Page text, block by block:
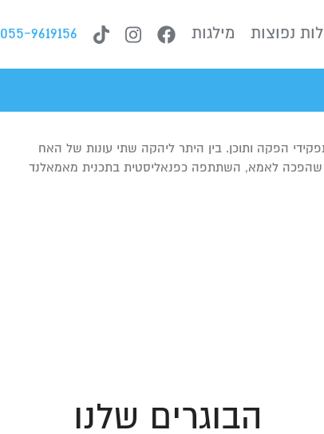
נפוצות מילגות 055-9619156
גרה בתל אביב, עובדת 15 שנים בערוץ 2 בתפקידי הפקה ותוכן. בין היתר ליהקה שתי עונות של האח
שהפכה לאמא, השתתפה כפנאליסטית בתכנית מאמאלנד
הבוגרים שלנו